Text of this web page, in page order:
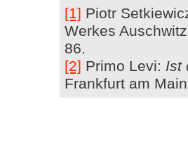
[1] Piotr
Werkes
86.
[2] Primo Levi: Ist
Frankfurt am